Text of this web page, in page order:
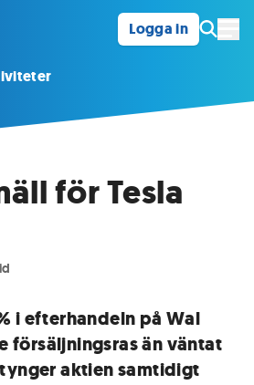
Logga in
för Tesla
i efterhandeln på Wal
försäljningsras än väntat
aktien samtidigt